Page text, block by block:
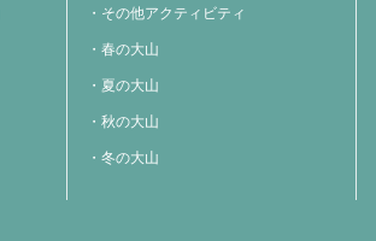
その他アクティビティ
春の大山
夏の大山
秋の大山
冬の大山